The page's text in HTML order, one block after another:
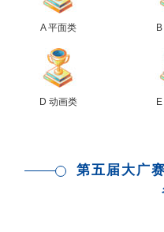
A 平面类
D 动画类
第五届大广